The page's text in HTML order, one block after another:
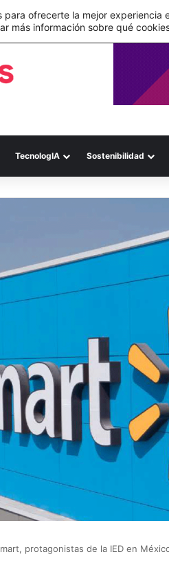
de su WMS en la nube
TecnologIA Sostenibilidad
protagonistas de la IED en
para ofrecerte la mejor experiencia
más información sobre qué